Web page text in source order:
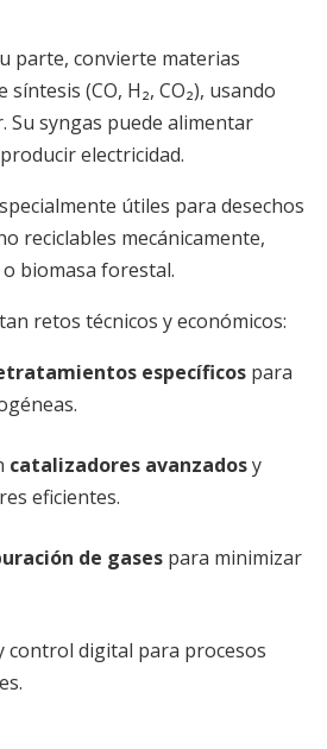
parte, convierte materias
(CO, H₂, CO₂), usando
Su syngas puede alimentar
electricidad.
útiles para desechos
reciclables mecánicamente,
biomasa forestal.
retos técnicos y económicos:
específicos para
catalizadores avanzadosy
eficientes.
de gases para minimizar
control digital para procesos